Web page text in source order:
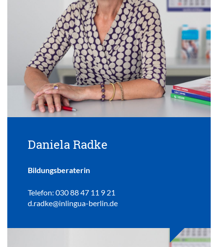
Daniela Radke
Bildungsberaterin
Telefon: 030 88 47 11 9 21
d.radke@inlingua-berlin.de